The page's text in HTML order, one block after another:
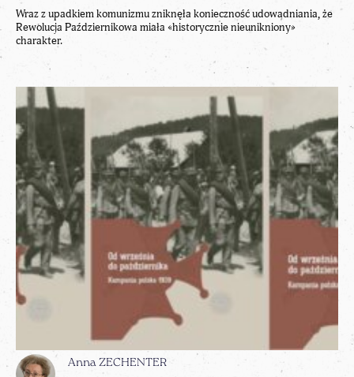
Wraz z upadkiem komunizmu zniknęła konieczność udowadniania, że
Rewolucja Październikowa miała «historycznie nieunikniony»
charakter.
Anna ZECHENTER